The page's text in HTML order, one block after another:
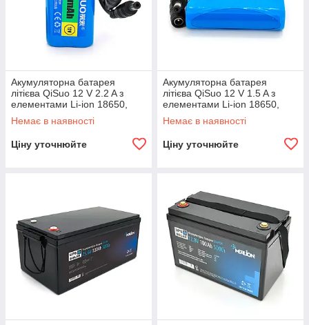
Акумуляторна батарея
літієва QiSuo 12 V 2.2 A з
елементами Li-ion 18650,
DC5.5x2.1, (37x37x70mm)
Немає в наявності
Ціну уточнюйте
Акумуляторна батарея
літієва QiSuo 12 V 1.5 A з
елементами Li-ion 18650,
DC5.5x2.1, (56x20x70mm)
Немає в наявності
Ціну уточнюйте